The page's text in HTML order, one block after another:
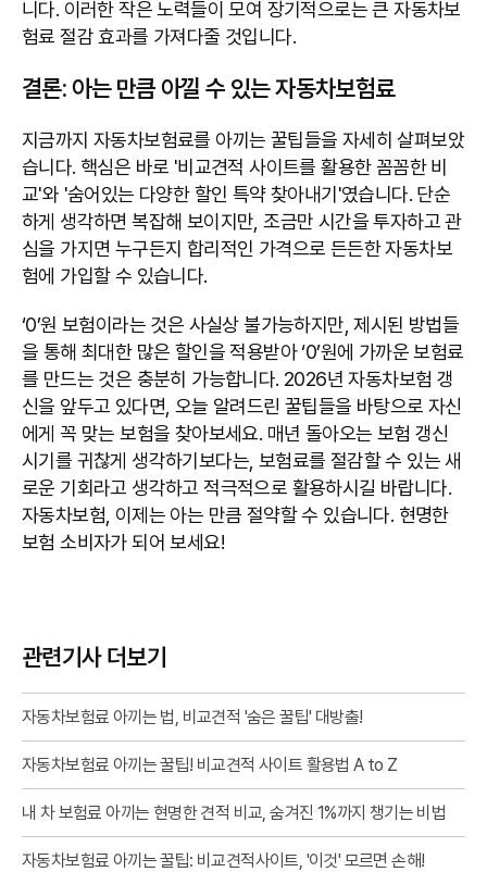
니다. 이러한 작은 노력들이 모여 장기적으로는 큰 자동차보
험료 절감 효과를 가져다줄 것입니다.
결론: 아는 만큼 아낄 수 있는 자동차보험료
지금까지 자동차보험료를 아끼는 꿀팁들을 자세히 살펴보았
습니다. 핵심은 바로 '비교견적 사이트를 활용한 꼼꼼한 비
교'와 '숨어있는 다양한 할인 특약 찾아내기'였습니다. 단순
하게 생각하면 복잡해 보이지만, 조금만 시간을 투자하고 관
심을 가지면 누구든지 합리적인 가격으로 든든한 자동차보
험에 가입할 수 있습니다.
‘0’원 보험이라는 것은 사실상 불가능하지만, 제시된 방법들
을 통해 최대한 많은 할인을 적용받아 ‘0’원에 가까운 보험료
를 만드는 것은 충분히 가능합니다. 2026년 자동차보험 갱
신을 앞두고 있다면, 오늘 알려드린 꿀팁들을 바탕으로 자신
에게 꼭 맞는 보험을 찾아보세요. 매년 돌아오는 보험 갱신
시기를 귀찮게 생각하기보다는, 보험료를 절감할 수 있는 새
로운 기회라고 생각하고 적극적으로 활용하시길 바랍니다.
자동차보험, 이제는 아는 만큼 절약할 수 있습니다. 현명한
보험 소비자가 되어 보세요!
관련기사 더보기
자동차보험료 아끼는 법, 비교견적 '숨은 꿀팁' 대방출!
자동차보험료 아끼는 꿀팁! 비교견적 사이트 활용법 A to Z
내 차 보험료 아끼는 현명한 견적 비교, 숨겨진 1%까지 챙기는 비법
자동차보험료 아끼는 꿀팁: 비교견적사이트, '이것' 모르면 손해!